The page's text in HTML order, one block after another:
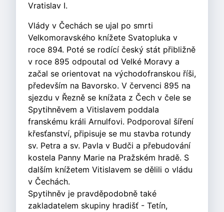
Vratislav I.
Vlády v Čechách se ujal po smrti
Velkomoravského knížete Svatopluka v
roce 894. Poté se rodící český stát přibližně
v roce 895 odpoutal od Velké Moravy a
začal se orientovat na východofranskou říši,
především na Bavorsko. V červenci 895 na
sjezdu v Řezně se knížata z Čech v čele se
Spytihněvem a Vitislavem poddala
franskému králi Arnulfovi. Podporoval šíření
křesťanství, připisuje se mu stavba rotundy
sv. Petra a sv. Pavla v Budči a přebudování
kostela Panny Marie na Pražském hradě. S
dalším knížetem Vitislavem se dělili o vládu
v Čechách.
Spytihněv je pravděpodobně také
zakladatelem skupiny hradišť - Tetín,